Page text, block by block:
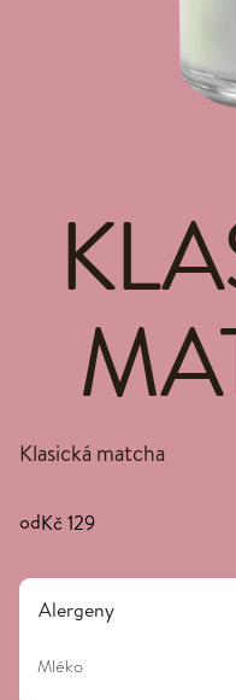
Klasická matcha
odKč 129
Alergeny
Mléko